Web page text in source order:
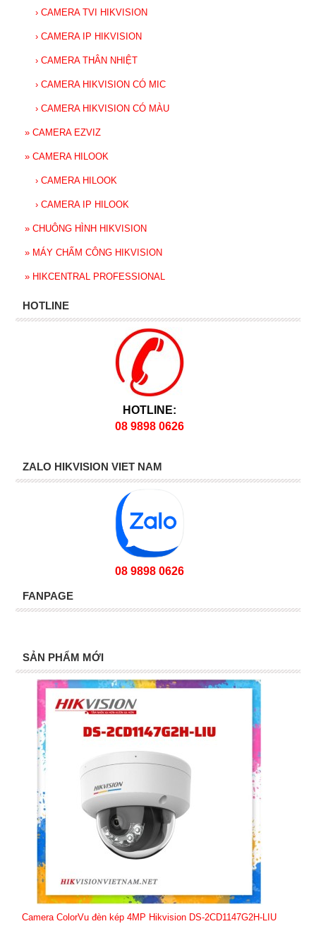
› CAMERA TVI HIKVISION
› CAMERA IP HIKVISION
› CAMERA THÂN NHIỆT
› CAMERA HIKVISION CÓ MIC
› CAMERA HIKVISION CÓ MÀU
» CAMERA EZVIZ
» CAMERA HILOOK
› CAMERA HILOOK
› CAMERA IP HILOOK
» CHUÔNG HÌNH HIKVISION
» MÁY CHẤM CÔNG HIKVISION
» HIKCENTRAL PROFESSIONAL
HOTLINE
HOTLINE:
08 9898 0626
ZALO HIKVISION VIET NAM
08 9898 0626
FANPAGE
SẢN PHẨM MỚI
Camera ColorVu đèn kép 4MP Hikvision DS-2CD1147G2H-LIU